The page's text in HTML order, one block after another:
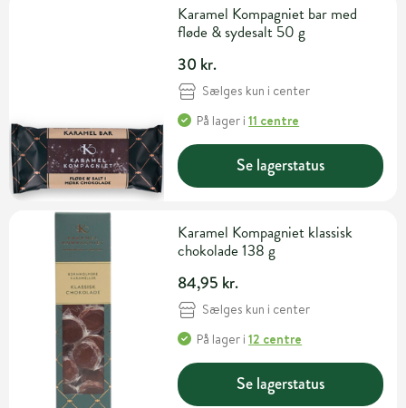
Karamel Kompagniet bar med
fløde & sydesalt 50 g
30 kr.
Sælges kun i center
På lager i11 centre
Se lagerstatus
Karamel Kompagniet klassisk
chokolade 138 g
84,95 kr.
Sælges kun i center
På lager i12 centre
Se lagerstatus